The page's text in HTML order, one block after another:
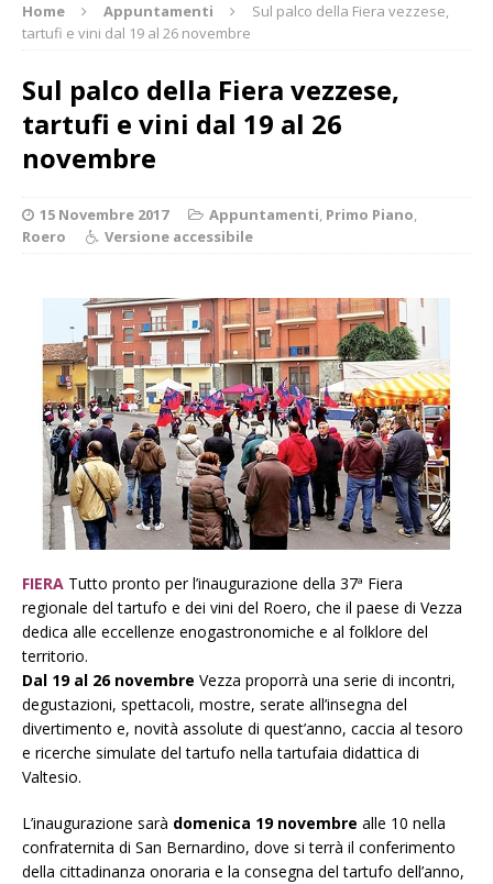
Home Appuntamenti
Sul palco della Fiera vezzese,
tartufi e vini dal 19 al 26 novembre
Sul palco della Fiera vezzese,
tartufi e vini dal 19 al 26
novembre
15 Novembre 2017 Appuntamenti, Primo Piano,
Roero
Versione accessibile
FIERA Tutto pronto per l’inaugurazione della 37ª Fiera
regionale del tartufo e dei vini del Roero, che il paese di Vezza
dedica alle eccellenze enogastronomiche e al folklore del
territorio.
Dal 19 al 26 novembre Vezza proporrà una serie di incontri,
degustazioni, spettacoli, mostre, serate all’insegna del
divertimento e, novità assolute di quest’anno, caccia al tesoro
e ricerche simulate del tartufo nella tartufaia didattica di
Valtesio.
L’inaugurazione sarà domenica 19 novembre alle 10 nella
confraternita di San Bernardino, dove si terrà il conferimento
della cittadinanza onoraria e la consegna del tartufo dell’anno,